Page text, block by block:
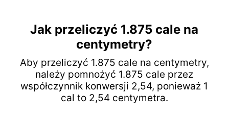
Jak przeliczyć 1.875 cale na
centymetry?
Aby przeliczyć 1.875 cale na centymetry,
należy pomnożyć 1.875 cale przez
współczynnik konwersji 2,54, ponieważ 1
cal to 2,54 centymetra.